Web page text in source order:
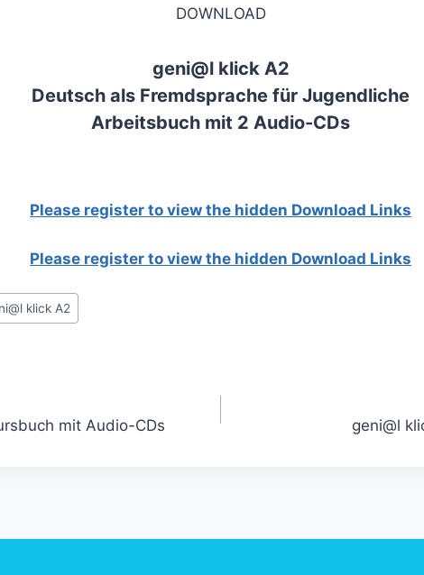
DOWNLOAD
geni@l klick A2
Deutsch als Fremdsprache für Jugendliche
Arbeitsbuch mit 2 Audio-CDs
Please register to view the hidden Download Links
Please register to view the hidden Download Links
klick A2
mit Audio-CDs geni@l